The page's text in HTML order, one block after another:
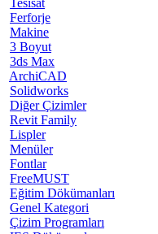
Tesisat
Ferforje
Makine
3 Boyut
3ds Max
ArchiCAD
Solidworks
Diğer Çizimler
Revit Family
Lispler
Menüler
Fontlar
FreeMUST
Eğitim Dökümanları
Genel Kategori
Çizim Programları